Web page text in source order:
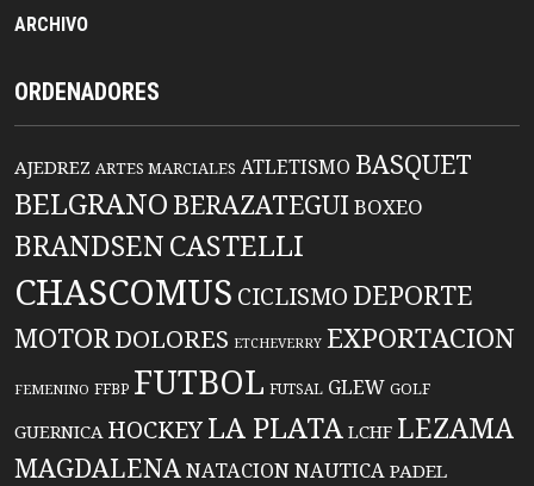
ARCHIVO
ORDENADORES
AJEDREZ ARTES MARCIALES ATLETISMO BASQUET
BELGRANO BERAZATEGUIBOXEO
BRANDSENCASTELLI
CHASCOMUS CICLISMO DEPORTE
MOTORDOLORES ETCHEVERRY EXPORTACION
FEMENINO FFBP FUTBOL FUTSAL GLEW GOLF
GUERNICA HOCKEYLA PLATA LCHF LEZAMA
MAGDALENANATACIONNAUTICA PADEL